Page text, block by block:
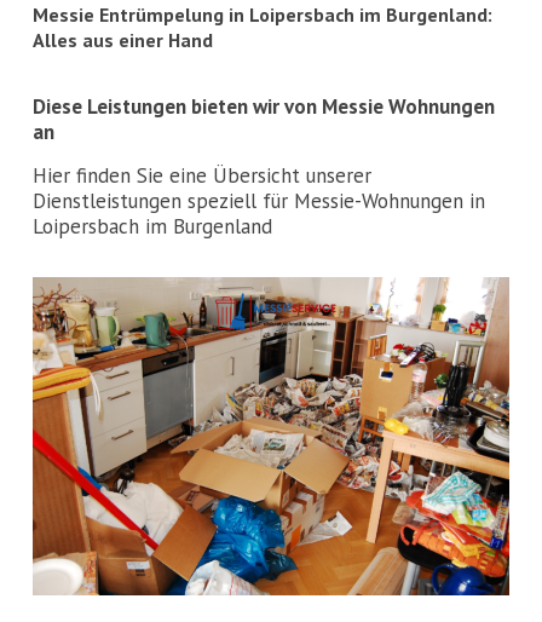
Messie Entrümpelung in Loipersbach im Burgenland:
Alles aus einer Hand
Diese Leistungen bieten wir von Messie Wohnungen
an
Hier finden Sie eine Übersicht unserer
Dienstleistungen speziell für Messie-Wohnungen in
Loipersbach im Burgenland